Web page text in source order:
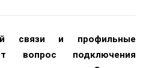
связи и профильные
вопрос подключения